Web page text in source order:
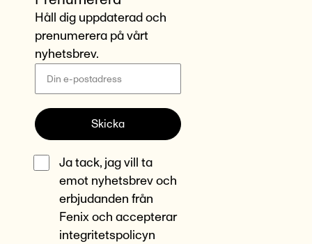
Håll dig uppdaterad och
prenumerera på vårt
nyhetsbrev.
Skicka
Ja tack, jag vill ta
emot nyhetsbrev och
erbjudanden från
Fenix och accepterar
integritetspolicyn